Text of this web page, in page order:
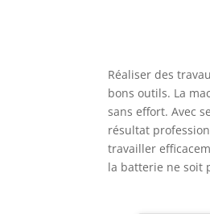
Réaliser des
bons outils. La
sans effort. Avec
résultat
travailler
la batterie ne soit